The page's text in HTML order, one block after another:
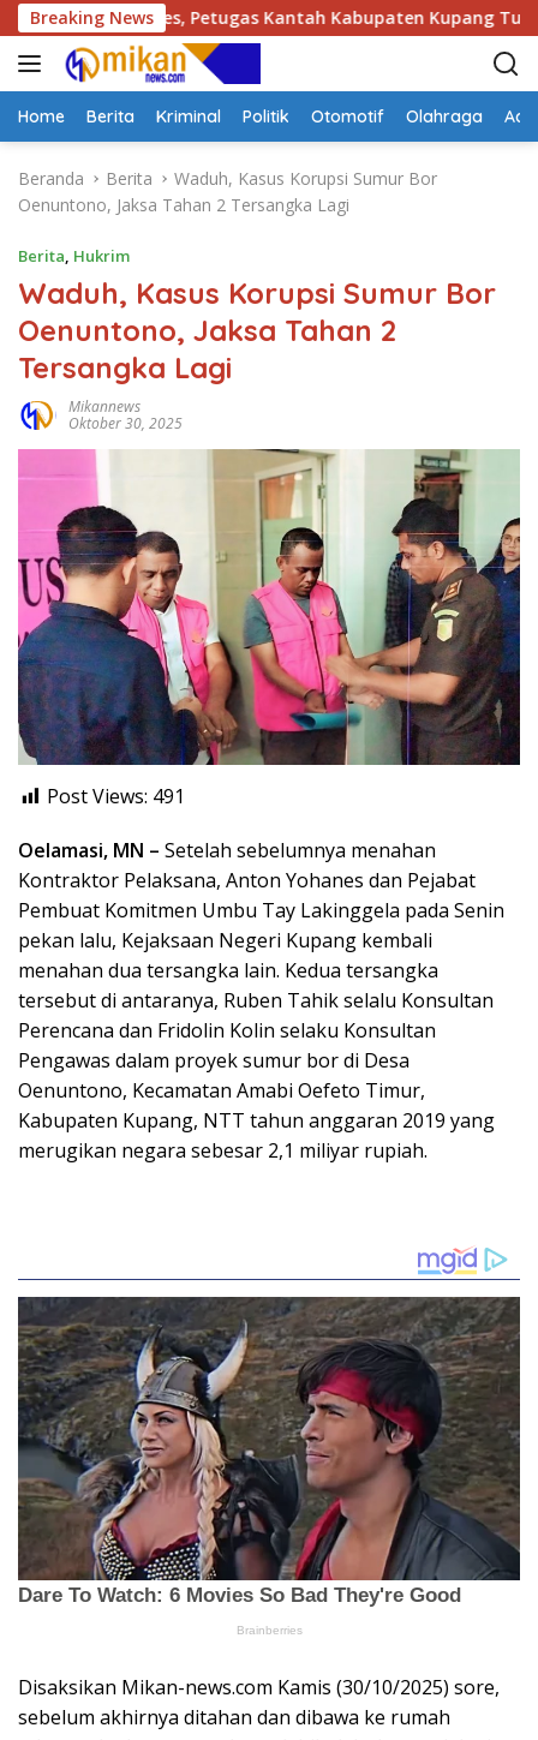
a
g
u
Breaking News
di Kotabes, Petugas Kantah Kabupaten Kupang Tuntas
Home Berita Kriminal Politik Otomotif Olahraga
Beranda Berita
Waduh, Kasus Korupsi Sumur Bor
Oenuntono, Jaksa Tahan 2 Tersangka Lagi
Berita, Hukrim
Waduh, Kasus Korupsi Sumur Bor
Oenuntono, Jaksa Tahan 2
Tersangka Lagi
Mikannews
Oktober 30, 2025
Post Views: 491
Oelamasi, MN – Setelah sebelumnya menahan
Kontraktor Pelaksana, Anton Yohanes dan Pejabat
Pembuat Komitmen Umbu Tay Lakinggela pada Senin
pekan lalu, Kejaksaan Negeri Kupang kembali
menahan dua tersangka lain. Kedua tersangka
tersebut di antaranya, Ruben Tahik selalu Konsultan
Perencana dan Fridolin Kolin selaku Konsultan
Pengawas dalam proyek sumur bor di Desa
Oenuntono, Kecamatan Amabi Oefeto Timur,
Kabupaten Kupang, NTT tahun anggaran 2019 yang
merugikan negara sebesar 2,1 miliyar rupiah.
Disaksikan Mikan-news.com Kamis (30/10/2025) sore,
sebelum akhirnya ditahan dan dibawa ke rumah